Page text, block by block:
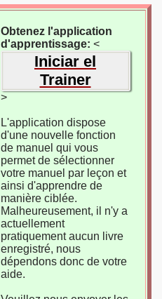
Obtenez l'application
d'apprentissage: <
Iniciar el
Trainer
>
L'application dispose
d'une nouvelle fonction
de manuel qui vous
permet de sélectionner
votre manuel par leçon et
ainsi d'apprendre de
manière ciblée.
Malheureusement, il n'y a
actuellement
pratiquement aucun livre
enregistré, nous
dépendons donc de votre
aide.